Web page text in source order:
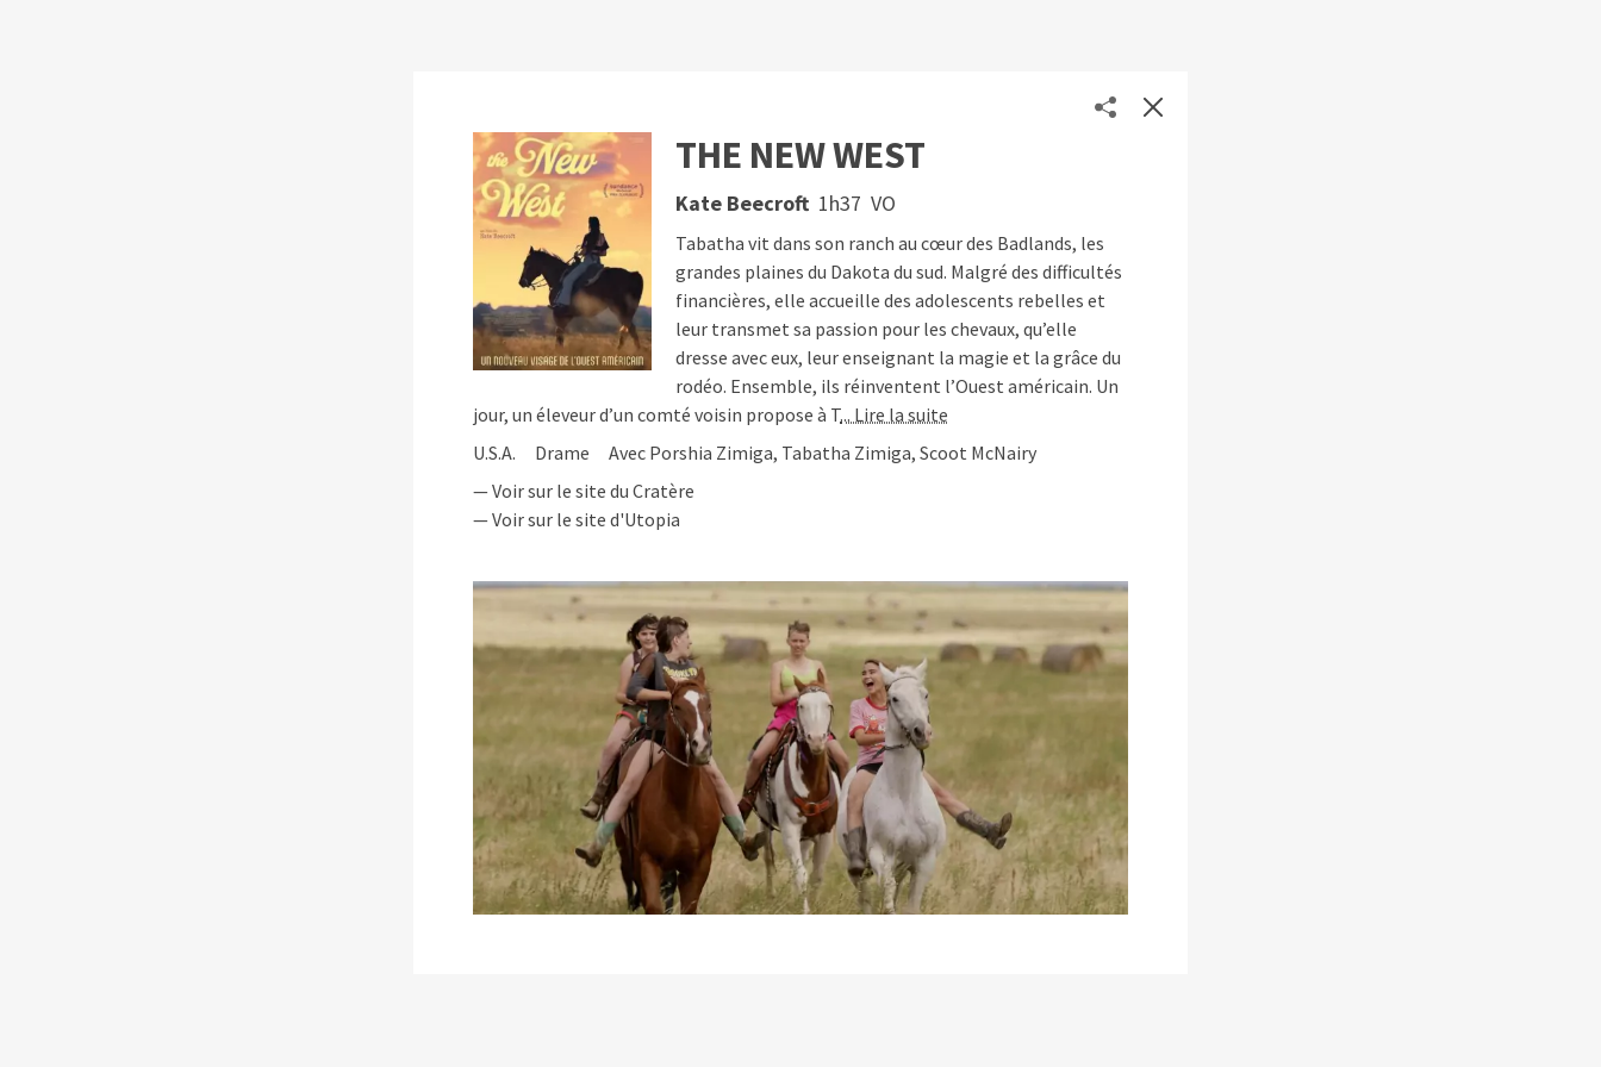
THE NEW WEST
Kate Beecroft 1h37 VO
Tabatha vit dans son ranch au cœur des Badlands, les
grandes plaines du Dakota du sud. Malgré des difficultés
financières, elle accueille des adolescents rebelles et
leur transmet sa passion pour les chevaux, qu’elle
dresse avec eux, leur enseignant la magie et la grâce du
rodéo. Ensemble, ils réinventent l’Ouest américain. Un
jour, un éleveur d’un comté voisin propose à T... Lire la suite
U.S.A.
Drame
Avec Porshia Zimiga, Tabatha Zimiga, Scoot McNairy
— Voir sur le site du Cratère
— Voir sur le site d'Utopia
Les séances des cinémas toulousains en un clic
Contact Soutenir